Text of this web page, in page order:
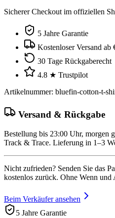
Sicherer Checkout im offiziellen
5 Jahre Garantie
Kostenloser Versand ab
30 Tage Rückgaberecht
4.8 ★ Trustpilot
Artikelnummer: bluefin-cotton-t-
Versand & Rückgabe
Bestellung bis 23:00 Uhr, morgen
Track & Trace. Lieferung in 1–3
Nicht zufrieden? Senden Sie das
kostenlos zurück. Ohne Wenn und
Beim Verkäufer ansehen
5 Jahre Garantie